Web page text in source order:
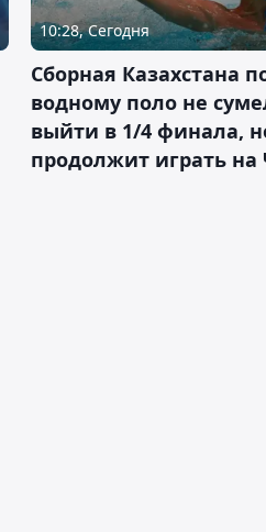
10:28, Сегодня
Сборная Казахстана
водному поло не
выйти в 1/4 финала,
продолжит играть